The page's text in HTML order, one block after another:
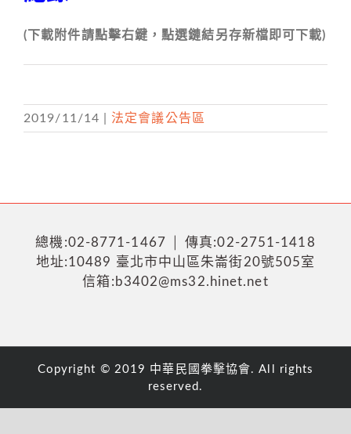
(下載附件請點擊右鍵，點選鏈結另存新檔即可下載)
2019/11/14 法定會議公告區
總機:02-8771-1467 │ 傳真:02-2751-1418
地址:10489 臺北市中山區朱崙街20號505室
信箱:b3402@ms32.hinet.net
Copyright © 2019 中華民國拳擊協會. All rights
reserved.